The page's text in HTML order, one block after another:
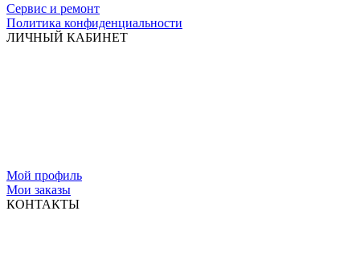
Сервис и ремонт
Политика конфиденциальности
ЛИЧНЫЙ КАБИНЕТ
Мой профиль
Мои заказы
КОНТАКТЫ